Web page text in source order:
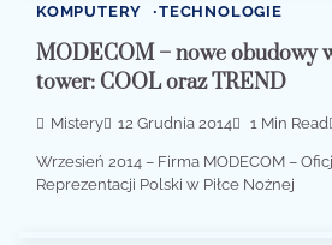
KOMPUTERY TECHNOLOGIE
MODECOM – nowe obudowy
tower: COOL oraz TREND
Mistery 12 Grudnia 2014 1 Min Read
Wrzesień 2014 – Firma MODECOM –
Reprezentacji Polski w Piłce Nożnej